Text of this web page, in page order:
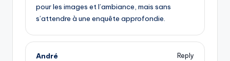
pour les images et l’ambiance, mais sans
s’attendre à une enquête approfondie.
André
Reply